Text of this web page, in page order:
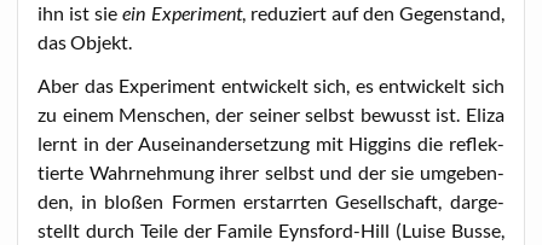
ihn ist sieein Expe­ri­ment, redu­ziert auf den Gegen­stand,
das Objekt.
Aber das Expe­ri­ment ent­wi­ckelt sich, es ent­wi­ckelt sich
zu einem Men­schen, der sei­ner selbst bewusst ist. Eli­za
lernt in der Aus­ein­an­der­set­zung mit Hig­gins die reflek­
tier­te Wahr­neh­mung ihrer selbst und der sie umge­ben­
den, in blo­ßen For­men erstarr­ten Gesell­schaft, dar­ge­
stellt durch Tei­le der Fami­le Eyns­ford-Hill (Lui­se Bus­se,